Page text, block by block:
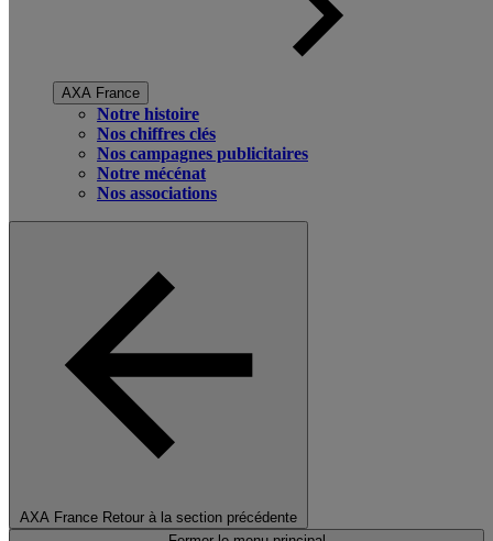
AXA France
Notre histoire
Nos chiffres clés
Nos campagnes publicitaires
Notre mécénat
Nos associations
AXA France Retour à la section précédente